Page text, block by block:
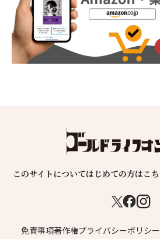
このサイトについてはじめての方はこ
免責事項著作権プライバシーポリシー